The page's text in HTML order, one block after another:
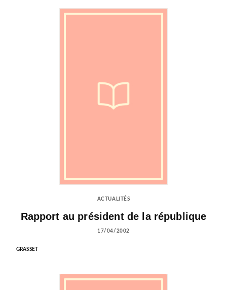
ACTUALITÉS
Rapport au président de la république
17/04/2002
GRASSET